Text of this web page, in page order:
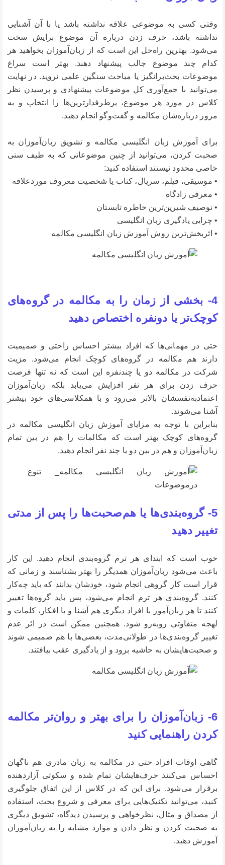
وقتی کسی به موضوعی علاقه نداشته باشد یا با آن آشنایی
نداشته باشد، حرف زدن درباره آن موضوع برایش سخت
می‌شود. بهترین راه‌حل این است که از زبان‌آموزان بخواهید هر
کدام چند موضوع جالب پیشنهاد دهند. بهتر است سراغ
موضوعات بحث‌برانگیز یا مباحث سنگین علمی نروید. در نهایت
می‌توانید با جمع‌آوری کل موضوعات پیشنهادی و پرسیدن نظر
کلاس در مورد هر موضوع، پرطرفدارترین‌ها را انتخاب و به
مرور درباره‌شان مکالمه و گفت‌وگو انجام دهید.
برای آموزش زبان انگلیسی مکالمه و تشویق زبان‌آموزان به
صحبت کردن، می‌توانید از چنین موضوعاتی که به طیف سنی
خاصی محدود نیستند استفاده کنید:
• موسیقی، فیلم، سریال، کتاب یا شخصیت معروف موردعلاقه
• معرفی زادگاه
• توصیف شیرین‌ترین خاطره تابستان
• چرایی یادگیری زبان انگلیسی
• اثربخش‌ترین روش آموزش زبان انگلیسی مکالمه
4- بخشی از زمان را به مکالمه در گروه‌های
کوچک‌تر یا دونفره اختصاص دهید
حتی در مهمانی‌ها که افراد بیشتر احساس راحتی و صمیمیت
دارند هم مکالمه در گروه‌های کوچک انجام می‌شود. مزیت
شرکت در مکالمه دو یا چندنفره این است که نه تنها فرصت
حرف زدن برای هر نفر افزایش می‌یابد بلکه زبان‌آموزان
اعتمادبه‌نفسشان بالاتر می‌رود و با همکلاسی‌های خود بیشتر
آشنا می‌شوند.
بنابراین با توجه به مزایای آموزش زبان انگلیسی مکالمه در
گروه‌های کوچک بهتر است که مکالمات را هم در بین تمام
زبان‌آموزان و هم در بین دو یا چند نفر انجام دهید.
5- گروه‌بندی‌ها یا هم‌صحبت‌ها را پس از مدتی
تغییر دهید
خوب است که ابتدای هر ترم گروه‌بندی انجام دهید. این کار
باعث می‌شود زبان‌آموزان همدیگر را بهتر بشناسند و زمانی که
قرار است کار گروهی انجام شود، خودشان بدانند که باید چه‌کار
کنند. گروه‌بندی هر ترم انجام می‌شود، پس باید گروه‌ها تغییر
کنند تا هر زبان‌آموز با افراد دیگری هم آشنا و با افکار، کلمات و
لهجه متفاوتی روبه‌رو شود. همچنین ممکن است در اثر عدم
تغییر گروه‌بندی‌ها در طولانی‌مدت، بعضی‌ها با هم صمیمی شوند
و صحبت‌هایشان به حاشیه برود و از یادگیری عقب بیافتند.
6- زبان‌آموزان را برای بهتر و روان‌تر مکالمه
کردن راهنمایی کنید
گاهی اوقات افراد حتی در مکالمه به زبان مادری هم ناگهان
احساس می‌کنند حرف‌هایشان تمام شده و سکوتی آزاردهنده
برقرار می‌شود. برای این که در کلاس از این اتفاق جلوگیری
کنید، می‌توانید تکنیک‌هایی برای معرفی و شروع بحث، استفاده
از مصداق و مثال، نظرخواهی و پرسیدن دیدگاه، تشویق دیگری
به صحبت کردن و نظر دادن و موارد مشابه را به زبان‌آموزان
آموزش دهید.